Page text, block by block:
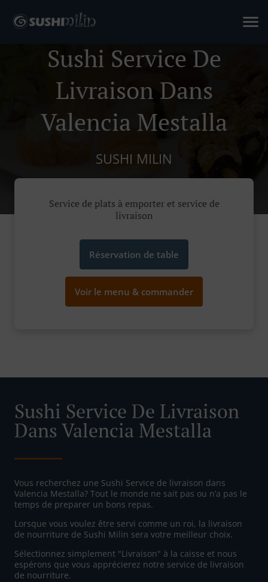
Sushi Service De
Livraison Dans
Valencia Mestalla
SUSHI MILIN
Service de plats à emporter et service de
livraison
Réservation de table
Voir le menu & commander
Sushi Service De Livraison
Dans Valencia Mestalla
Vous recherchez une Sushi Service de livraison dans
Valencia Mestalla? Tout le monde ne sait pas ou n’a pas le
temps de preparer un bons repas.
Lorsque vous voulez être servi comme un roi, la livraison
de nourriture de Sushi Milin sera votre meilleur choix.
Sélectionnez simplement "Livraison" à la caisse et nous
espérons que vous apprécierez notre service de livraison
de nourriture.